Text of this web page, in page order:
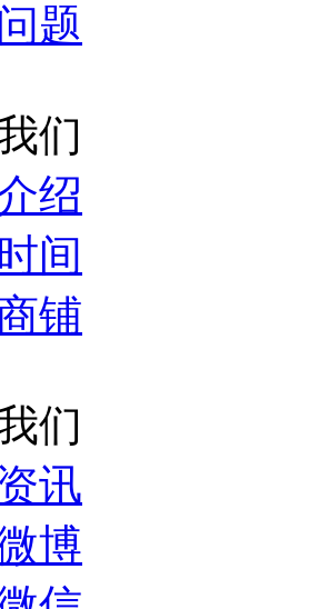
题
们
绍
间
铺
们
讯
博